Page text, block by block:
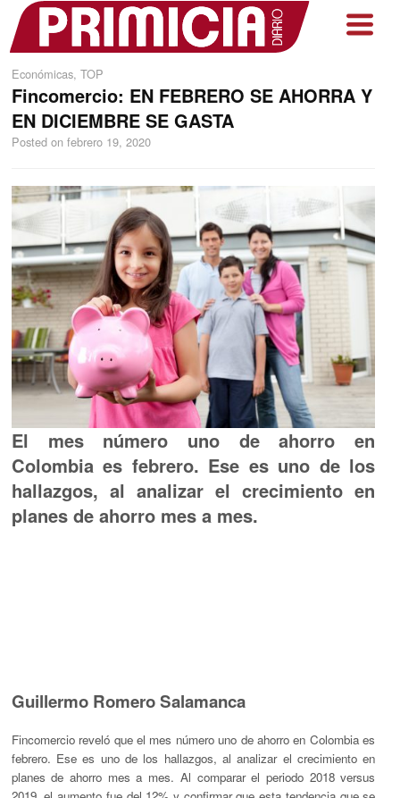
Económicas, TOP
Fincomercio: EN FEBRERO SE AHORRA Y
EN DICIEMBRE SE GASTA
Posted on febrero 19, 2020
El mes número uno de ahorro en
Colombia es febrero. Ese es uno de los
hallazgos, al analizar el crecimiento en
planes de ahorro mes a mes.
Guillermo Romero Salamanca
Fincomercio reveló que el mes número uno de ahorro en Colombia es
febrero. Ese es uno de los hallazgos, al analizar el crecimiento en
planes de ahorro mes a mes. Al comparar el periodo 2018 versus